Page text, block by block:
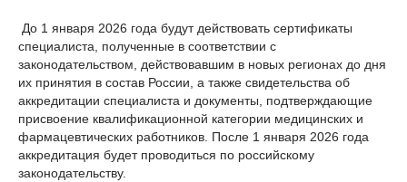
До 1 января 2026 года будут действовать сертификаты
специалиста, полученные в соответствии с
законодательством, действовавшим в новых регионах до дня
их принятия в состав России, а также свидетельства об
аккредитации специалиста и документы, подтверждающие
присвоение квалификационной категории медицинских и
фармацевтических работников. После 1 января 2026 года
аккредитация будет проводиться по российскому
законодательству.